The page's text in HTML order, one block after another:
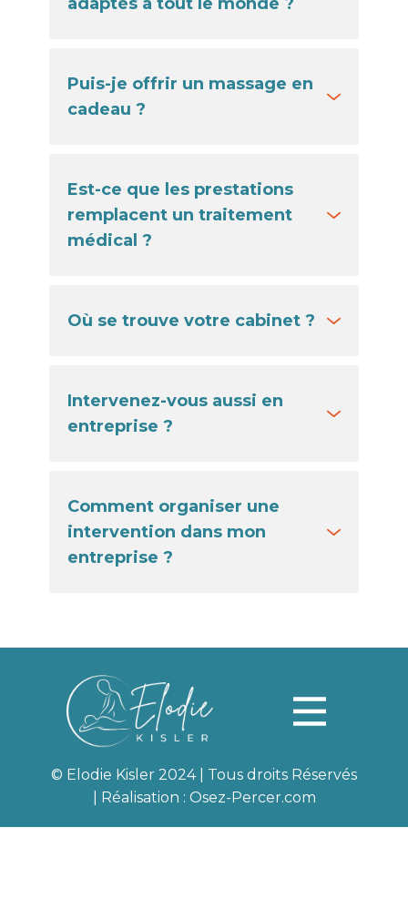
Puis-je offrir un massage en
cadeau ?
Est-ce que les prestations
remplacent un traitement
médical ?
Où se trouve votre cabinet ?
Intervenez-vous aussi en
entreprise ?
Comment organiser une
intervention dans mon
entreprise ?
© Elodie Kisler 2024 | Tous droits Réservés
| Réalisation : Osez-Percer.com